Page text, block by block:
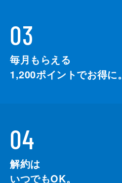
03
毎月もらえる
1,200ポイントでお得に。
04
解約は
いつでもOK。